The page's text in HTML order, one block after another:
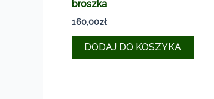
broszka
160,00zł
DODAJ DO KOSZYKA